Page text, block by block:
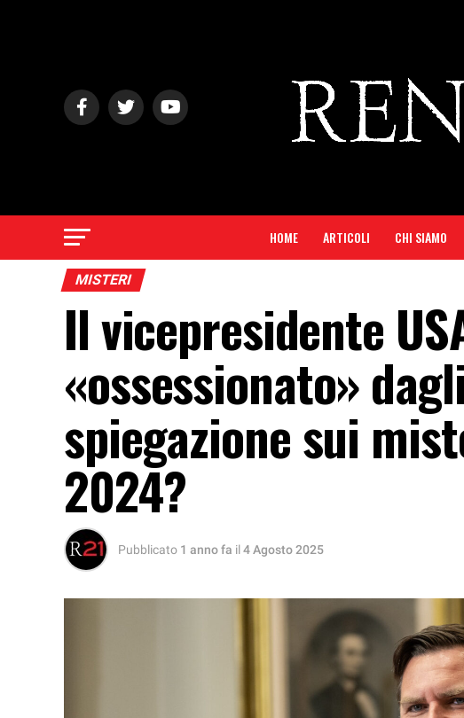
HOME ARTICOLI CHI SIAMO
MISTERI
Il vicepresidente
«ossessionato»
spiegazione sui
2024?
Pubblicato 1 anno fa il4 Agosto 2025